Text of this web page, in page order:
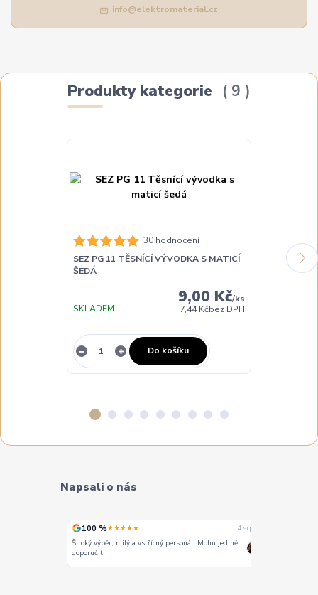
info@elektromaterial.cz
Produkty kategorie 9
30 hodnocení
SEZ PG 11 TĚSNÍCÍ VÝVODKA S MATICÍ
ŠEDÁ
9,00 Kč/ks
7,44 Kčbez DPH
SKLADEM
Do košíku
SEZ PG 13
Napsali o nás
100 %★★★★★ 4. srpna
Široký výběr, milý a vstřícný personál. Mohu jedině
doporučit.